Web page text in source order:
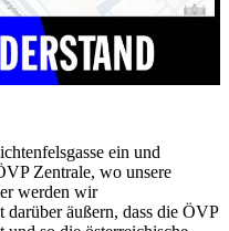
ein und
Zentrale, wo unsere
werden wir
äußern, dass die ÖVP